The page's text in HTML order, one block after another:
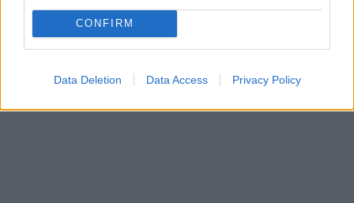
CONFIRM
Data Deletion Data Access Privacy Policy